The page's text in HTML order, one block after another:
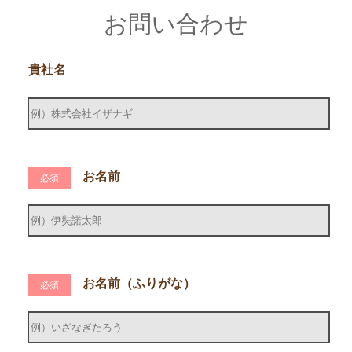
お問い合わせ
貴社名
お名前
必須
お名前（ふりがな）
必須